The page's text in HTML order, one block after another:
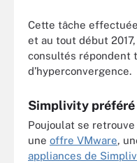
Cette tâche
et au tout début
consultés répondent
d’hyperconvergence.
Simplivity
Poujoulat se
une offre VMware,
appliances de